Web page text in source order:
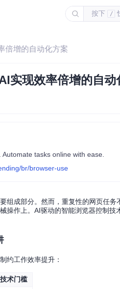
按下 /
倍增的自动化方案
实现效率倍增的自动
tasks online with ease.
br/browser-use
组成部分。然而，重复性的网页任
操作上。AI驱动的智能浏览器控制
约工作效率提升：
技术门槛